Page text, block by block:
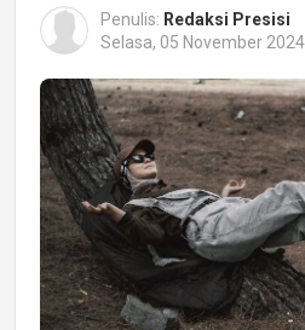
Penulis: Redaksi Presisi
Selasa, 05 November